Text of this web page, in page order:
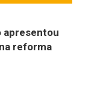
apresentou
reforma